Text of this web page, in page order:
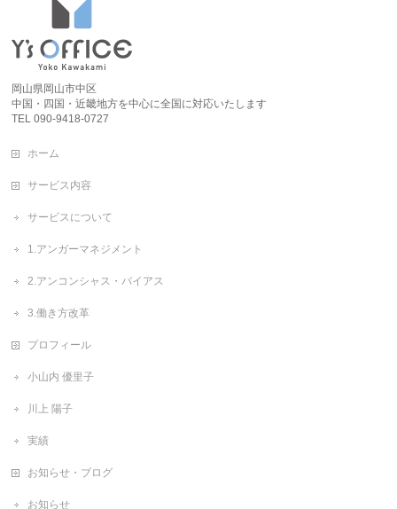
岡山県岡山市中区
中国・四国・近畿地方を中心に全国に対応いたします
TEL 090-9418-0727
ホーム
サービス内容
サービスについて
1.アンガーマネジメント
2.アンコンシャス・バイアス
3.働き方改革
プロフィール
小山内 優里子
川上 陽子
実績
お知らせ・ブログ
お知らせ